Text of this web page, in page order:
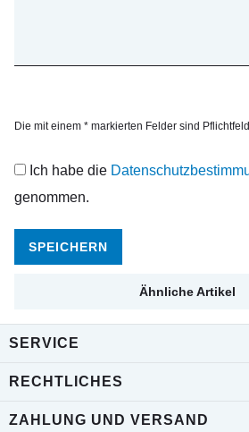
Die mit einem * markierten Felder sind
Ich habe die
genommen.
SPEICHERN
Ähnliche Artikel
SERVICE
RECHTLICHES
ZAHLUNG UND VERSAND